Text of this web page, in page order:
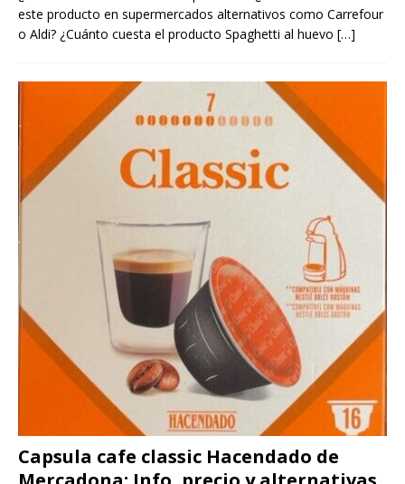
este producto en supermercados alternativos como Carrefour
o Aldi? ¿Cuánto cuesta el producto Spaghetti al huevo […]
Capsula cafe classic Hacendado de